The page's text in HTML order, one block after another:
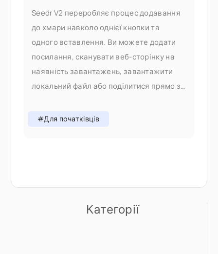
Seedr V2 переробляє процес додавання
до хмари навколо однієї кнопки та
одного вставлення. Ви можете додати
посилання, сканувати веб-сторінку на
наявність завантажень, завантажити
локальний файл або поділитися прямо зі
перемикання вкладок. Чому ми змінили
#Для початківців
Категорії